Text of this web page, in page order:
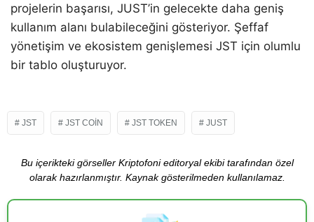
projelerin başarısı, JUST’in gelecekte daha geniş
kullanım alanı bulabileceğini gösteriyor. Şeffaf
yönetişim ve ekosistem genişlemesi JST için olumlu
bir tablo oluşturuyor.
JST JST COIN JST TOKEN JUST
Bu içerikteki görseller Kriptofoni editoryal ekibi tarafından özel
olarak hazırlanmıştır. Kaynak gösterilmeden kullanılamaz.